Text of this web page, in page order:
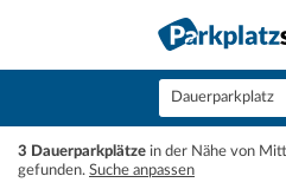
3 Dauerparkplätze in der Nähe von
gefunden. Suche anpassen